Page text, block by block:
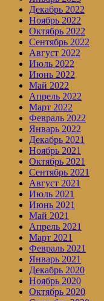
Декабрь 2022
Ноябрь 2022
Октябрь 2022
Сентябрь 2022
Август 2022
Июль 2022
Июнь 2022
Май 2022
Апрель 2022
Март 2022
Февраль 2022
Январь 2022
Декабрь 2021
Ноябрь 2021
Октябрь 2021
Сентябрь 2021
Август 2021
Июль 2021
Июнь 2021
Май 2021
Апрель 2021
Март 2021
Февраль 2021
Январь 2021
Декабрь 2020
Ноябрь 2020
Октябрь 2020